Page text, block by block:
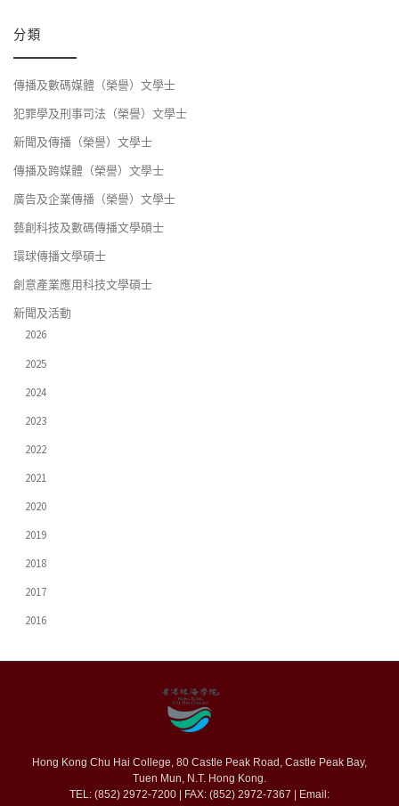
分類
傳播及數碼媒體（榮譽）文學士
犯罪學及刑事司法（榮譽）文學士
新聞及傳播（榮譽）文學士
傳播及跨媒體（榮譽）文學士
廣告及企業傳播（榮譽）文學士
藝創科技及數碼傳播文學碩士
環球傳播文學碩士
創意產業應用科技文學碩士
新聞及活動
2026
2025
2024
2023
2022
2021
2020
2019
2018
2017
2016
Hong Kong Chu Hai College, 80 Castle Peak Road, Castle Peak Bay,
Tuen Mun, N.T. Hong Kong.
TEL: (852) 2972-7200 | FAX: (852) 2972-7367 | Email: